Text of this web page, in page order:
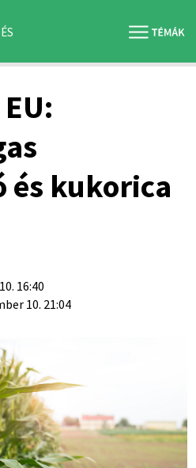
és kukorica
16:40
10. 21:04